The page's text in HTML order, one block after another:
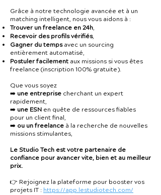
Grâce à notre technologie avancée et à un
matching intelligent, nous vous aidons à :
Trouver un freelance en 24h,
Recevoir des profils vérifiés,
Gagner du tempsavec un sourcing
entièrement automatisé,
Postuler facilement aux missions si vous êtes
freelance (inscription 100% gratuite).
Que vous soyez
➡️ une entreprise cherchant un expert
rapidement,
➡️ une ESN en quête de ressources fiables
pour un client final,
➡️ ou un freelance à la recherche de nouvelles
missions stimulantes,
Le Studio Tech est votre partenaire de
confiance pour avancer vite, bien et au meilleur
prix.
👉 Rejoignez la plateforme pour booster vos
projets IT : https://app.lestudiotech.com/